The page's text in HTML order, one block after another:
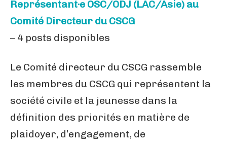
Représentant·e OSC/ODJ (LAC/Asie) au
Comité Directeur du CSCG
– 4 posts disponibles
Le Comité directeur du CSCG rassemble
les membres du CSCG qui représentent la
société civile et la jeunesse dans la
définition des priorités en matière de
plaidoyer, d’engagement, de